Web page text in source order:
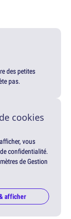
des petites
pas.
cookies
vous
confidentialité.
de Gestion
afficher